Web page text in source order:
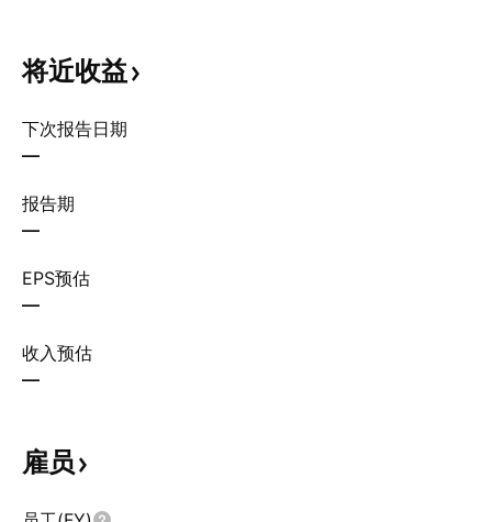
将近收益
下次报告日期
—
报告期
—
EPS预估
—
收入预估
—
雇员